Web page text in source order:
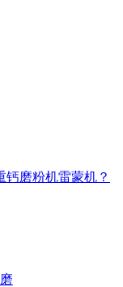
磨粉机雷蒙机？